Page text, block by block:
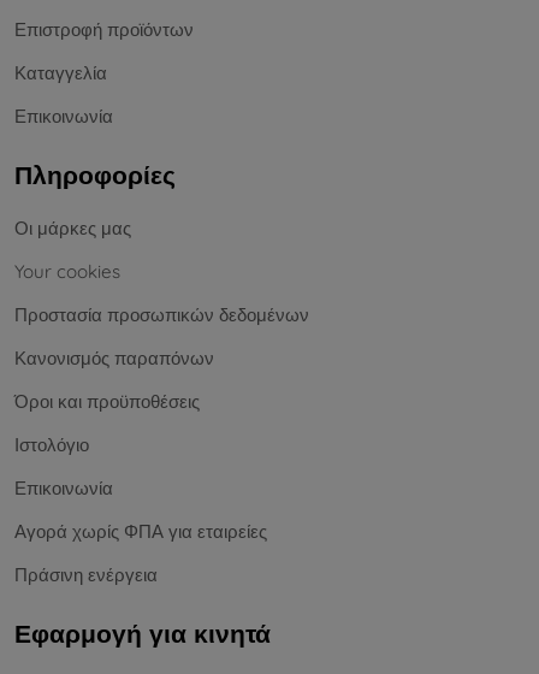
Επιστροφή προϊόντων
Καταγγελία
Επικοινωνία
Πληροφορίες
Οι μάρκες μας
Your cookies
Προστασία προσωπικών δεδομένων
Κανονισμός παραπόνων
Όροι και προϋποθέσεις
Ιστολόγιο
Επικοινωνία
Αγορά χωρίς ΦΠΑ για εταιρείες
Πράσινη ενέργεια
Εφαρμογή για κινητά